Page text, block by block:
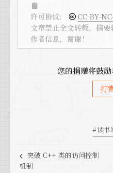
许可协议:
CC BY-
文章禁止全文转载，摘
作者信息，谢谢！
您的捐赠将鼓励
打
# 读书
突破 C++ 类的访问控制
机制